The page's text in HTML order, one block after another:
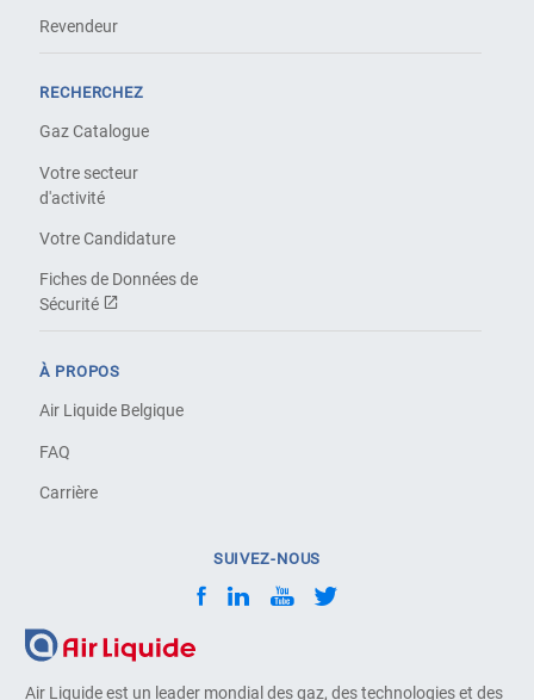
Air Liquide est un leader mondial des gaz, des technologies et des
Revendeur
RECHERCHEZ
Gaz Catalogue
Votre secteur
d'activité
Votre Candidature
Fiches de Données de
Sécurité
À PROPOS
Air Liquide Belgique
FAQ
Carrière
SUIVEZ-NOUS